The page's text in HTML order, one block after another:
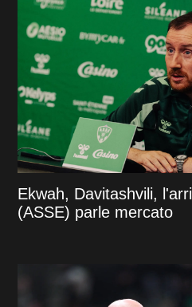
Ekwah, Davitashvili,
(ASSE) parle mercato